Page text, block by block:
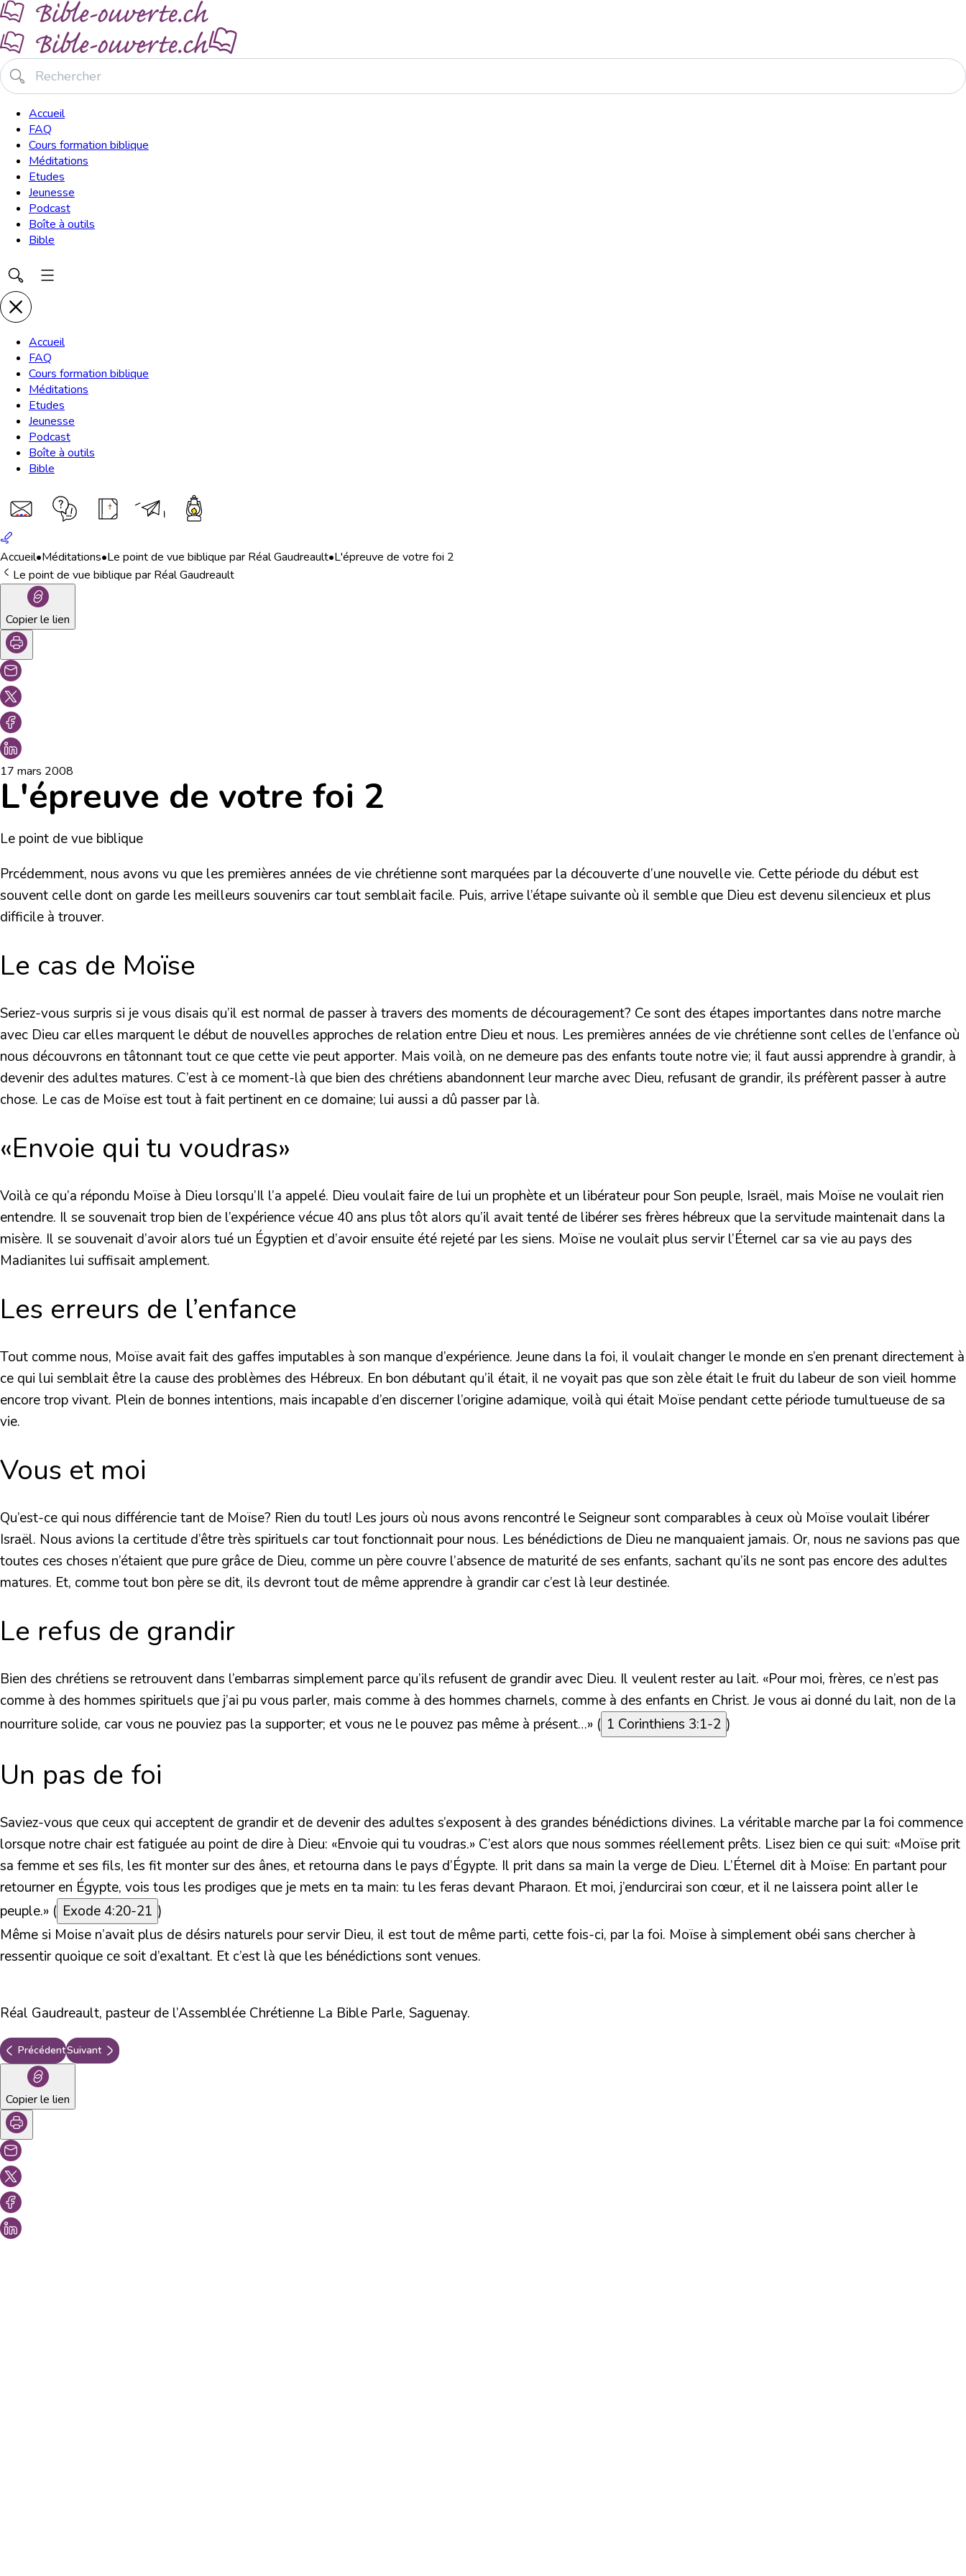
Accueil
FAQ
Cours formation biblique
Méditations
Etudes
Jeunesse
Podcast
Boîte à outils
Bible
Accueil
FAQ
Cours formation biblique
Méditations
Etudes
Jeunesse
Podcast
Boîte à outils
Bible
Accueil•Méditations•Le point de vue biblique par Réal Gaudreault•L'épreuve de votre foi 2
Le point de vue biblique par Réal Gaudreault
Copier le lien
17 mars 2008
L'épreuve de votre foi 2
Le point de vue biblique
Prcédemment, nous avons vu que les premières années de vie chrétienne sont marquées par la découverte d’une nouvelle vie. Cette période du début est
souvent celle dont on garde les meilleurs souvenirs car tout semblait facile. Puis, arrive l’étape suivante où il semble que Dieu est devenu silencieux et plus
difficile à trouver.
Le cas de Moïse
Seriez-vous surpris si je vous disais qu’il est normal de passer à travers des moments de découragement? Ce sont des étapes importantes dans notre marche
avec Dieu car elles marquent le début de nouvelles approches de relation entre Dieu et nous. Les premières années de vie chrétienne sont celles de l’enfance où
nous découvrons en tâtonnant tout ce que cette vie peut apporter. Mais voilà, on ne demeure pas des enfants toute notre vie; il faut aussi apprendre à grandir, à
devenir des adultes matures. C’est à ce moment-là que bien des chrétiens abandonnent leur marche avec Dieu, refusant de grandir, ils préfèrent passer à autre
chose. Le cas de Moïse est tout à fait pertinent en ce domaine; lui aussi a dû passer par là.
«Envoie qui tu voudras»
Voilà ce qu’a répondu Moïse à Dieu lorsqu’Il l’a appelé. Dieu voulait faire de lui un prophète et un libérateur pour Son peuple, Israël, mais Moïse ne voulait rien
entendre. Il se souvenait trop bien de l’expérience vécue 40 ans plus tôt alors qu’il avait tenté de libérer ses frères hébreux que la servitude maintenait dans la
misère. Il se souvenait d’avoir alors tué un Égyptien et d’avoir ensuite été rejeté par les siens. Moïse ne voulait plus servir l’Éternel car sa vie au pays des
Madianites lui suffisait amplement.
Les erreurs de l’enfance
Tout comme nous, Moïse avait fait des gaffes imputables à son manque d’expérience. Jeune dans la foi, il voulait changer le monde en s’en prenant directement à
ce qui lui semblait être la cause des problèmes des Hébreux. En bon débutant qu’il était, il ne voyait pas que son zèle était le fruit du labeur de son vieil homme
encore trop vivant. Plein de bonnes intentions, mais incapable d’en discerner l’origine adamique, voilà qui était Moïse pendant cette période tumultueuse de sa
vie.
Vous et moi
Qu’est-ce qui nous différencie tant de Moïse? Rien du tout! Les jours où nous avons rencontré le Seigneur sont comparables à ceux où Moïse voulait libérer
Israël. Nous avions la certitude d’être très spirituels car tout fonctionnait pour nous. Les bénédictions de Dieu ne manquaient jamais. Or, nous ne savions pas que
toutes ces choses n’étaient que pure grâce de Dieu, comme un père couvre l’absence de maturité de ses enfants, sachant qu’ils ne sont pas encore des adultes
matures. Et, comme tout bon père se dit, ils devront tout de même apprendre à grandir car c’est là leur destinée.
Le refus de grandir
Bien des chrétiens se retrouvent dans l’embarras simplement parce qu’ils refusent de grandir avec Dieu. Il veulent rester au lait. «Pour moi, frères, ce n’est pas
comme à des hommes spirituels que j’ai pu vous parler, mais comme à des hommes charnels, comme à des enfants en Christ. Je vous ai donné du lait, non de la
nourriture solide, car vous ne pouviez pas la supporter; et vous ne le pouvez pas même à présent…» ( 1 Corinthiens 3:1-2 )
Un pas de foi
Saviez-vous que ceux qui acceptent de grandir et de devenir des adultes s’exposent à des grandes bénédictions divines. La véritable marche par la foi commence
lorsque notre chair est fatiguée au point de dire à Dieu: «Envoie qui tu voudras.» C’est alors que nous sommes réellement prêts. Lisez bien ce qui suit: «Moïse prit
sa femme et ses fils, les fit monter sur des ânes, et retourna dans le pays d’Égypte. Il prit dans sa main la verge de Dieu. L’Éternel dit à Moïse: En partant pour
retourner en Égypte, vois tous les prodiges que je mets en ta main: tu les feras devant Pharaon. Et moi, j’endurcirai son cœur, et il ne laissera point aller le
peuple.» ( Exode 4:20-21 )
Même si Moise n’avait plus de désirs naturels pour servir Dieu, il est tout de même parti, cette fois-ci, par la foi. Moïse à simplement obéi sans chercher à
ressentir quoique ce soit d’exaltant. Et c’est là que les bénédictions sont venues.
Réal Gaudreault, pasteur de l’Assemblée Chrétienne La Bible Parle, Saguenay.
PrécédentSuivant
Copier le lien